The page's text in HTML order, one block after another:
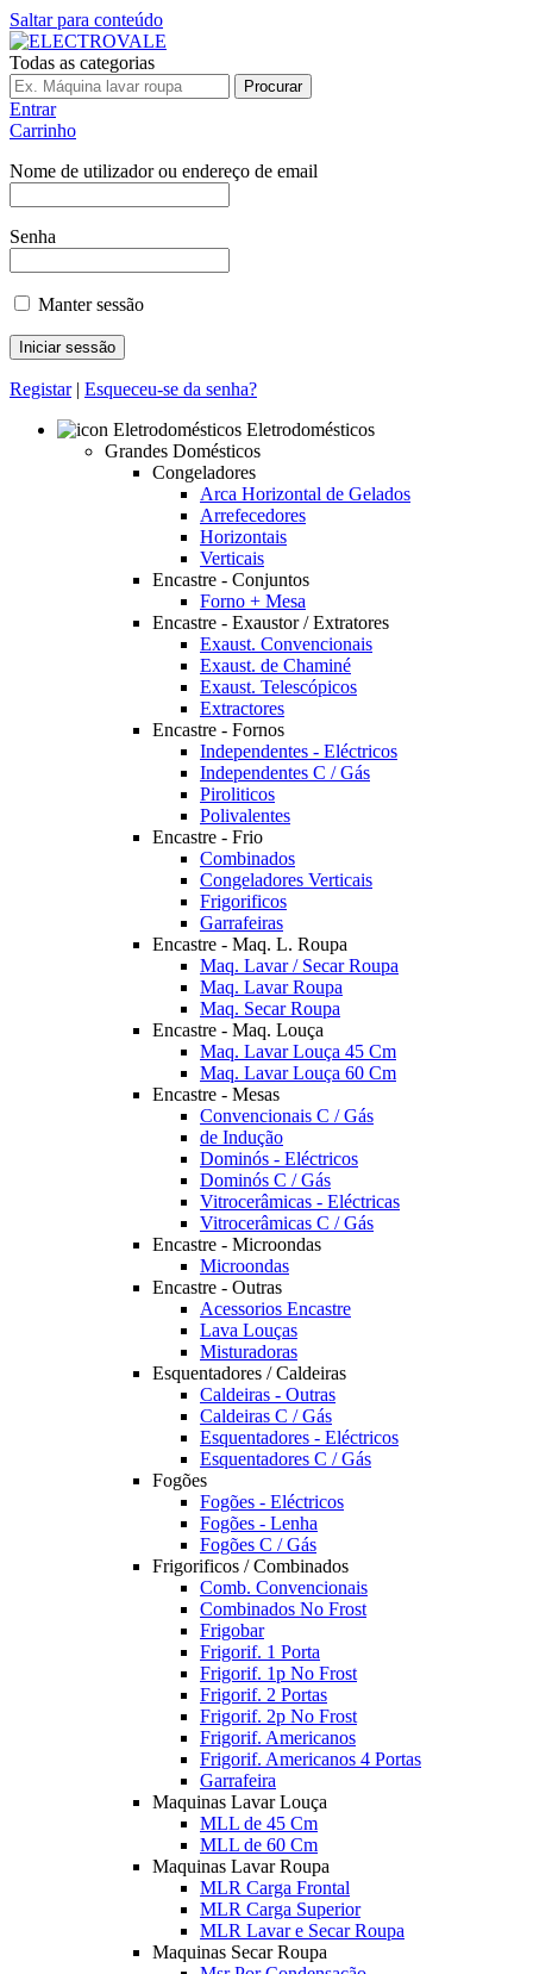
Saltar para conteúdo
Todas as categorias
Procurar
Entrar
Carrinho
Nome de utilizador ou endereço de email
Senha
Manter sessão
Registar| Esqueceu-se da senha?
Eletrodomésticos
Grandes Domésticos
Congeladores
Arca Horizontal de Gelados
Arrefecedores
Horizontais
Verticais
Encastre - Conjuntos
Forno + Mesa
Encastre - Exaustor / Extratores
Exaust. Convencionais
Exaust. de Chaminé
Exaust. Telescópicos
Extractores
Encastre - Fornos
Independentes - Eléctricos
Independentes C / Gás
Piroliticos
Polivalentes
Encastre - Frio
Combinados
Congeladores Verticais
Frigorificos
Garrafeiras
Encastre - Maq. L. Roupa
Maq. Lavar / Secar Roupa
Maq. Lavar Roupa
Maq. Secar Roupa
Encastre - Maq. Louça
Maq. Lavar Louça 45 Cm
Maq. Lavar Louça 60 Cm
Encastre - Mesas
Convencionais C / Gás
de Indução
Dominós - Eléctricos
Dominós C / Gás
Vitrocerâmicas - Eléctricas
Vitrocerâmicas C / Gás
Encastre - Microondas
Microondas
Encastre - Outras
Acessorios Encastre
Lava Louças
Misturadoras
Esquentadores / Caldeiras
Caldeiras - Outras
Caldeiras C / Gás
Esquentadores - Eléctricos
Esquentadores C / Gás
Fogões
Fogões - Eléctricos
Fogões - Lenha
Fogões C / Gás
Frigorificos / Combinados
Comb. Convencionais
Combinados No Frost
Frigobar
Frigorif. 1 Porta
Frigorif. 1p No Frost
Frigorif. 2 Portas
Frigorif. 2p No Frost
Frigorif. Americanos
Frigorif. Americanos 4 Portas
Garrafeira
Maquinas Lavar Louça
MLL de 45 Cm
MLL de 60 Cm
Maquinas Lavar Roupa
MLR Carga Frontal
MLR Carga Superior
MLR Lavar e Secar Roupa
Maquinas Secar Roupa